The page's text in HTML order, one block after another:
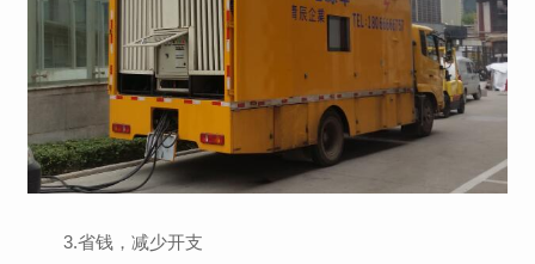
3.省钱，减少开支